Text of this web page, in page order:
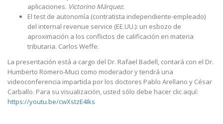
aplicaciones. Victorino Márquez.
El test de autonomía (contratista independiente-empleado)
del internal revenue service (EE.UU.): un esbozo de
aproximación a los conflictos de calificación en materia
tributaria. Carlos Weffe.
La presentación está a cargo del Dr. Rafael Badell, contará con el Dr.
Humberto Romero-Muci como moderador y tendrá una
videoconferencia impartida por los doctores Pablo Arellano y César
Carballo. Para su visualización, usted sólo debe hacer clic aquí:
https://youtu.be/cwXstzE4Iks